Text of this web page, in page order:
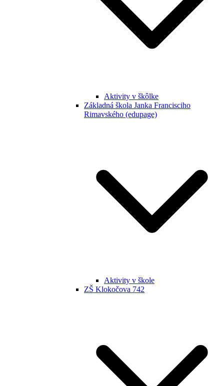
Aktivity v škôlke
Základná škola Janka Francisciho
Rimavského (edupage)
Aktivity v škole
ZŠ Klokočova 742